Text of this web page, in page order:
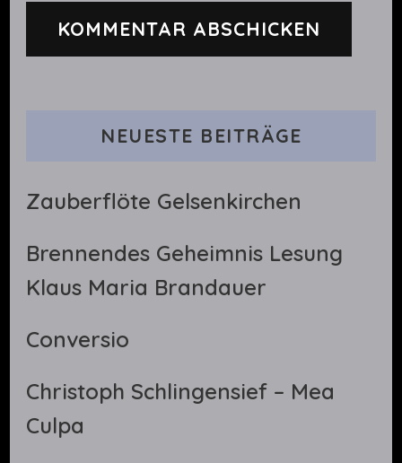
NEUESTE BEITRÄGE
Zauberflöte Gelsenkirchen
Brennendes Geheimnis Lesung
Klaus Maria Brandauer
Conversio
Christoph Schlingensief – Mea
Culpa